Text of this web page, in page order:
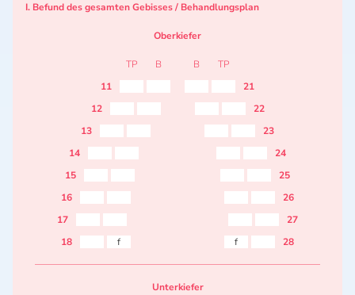
I. Befund des gesamten Gebisses / Behandlungsplan
Oberkiefer
TP B B
TP
11
21
12
22
13
23
14
24
15
25
16
26
17
27
18
f f 28
Unterkiefer